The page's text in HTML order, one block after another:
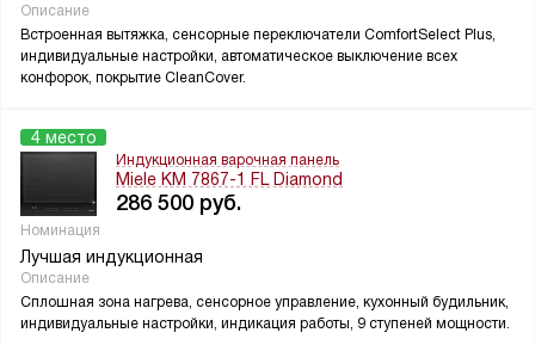
Описание
Встроенная вытяжка, сенсорные переключатели ComfortSelect Plus,
индивидуальные настройки, автоматическое выключение всех
конфорок, покрытие CleanCover.
4 место
Индукционная варочная панель
Miele KM 7867-1 FL Diamond
286 500 руб.
Номинация
Лучшая индукционная
Описание
Сплошная зона нагрева, сенсорное управление, кухонный будильник,
индивидуальные настройки, индикация работы, 9 ступеней мощности.